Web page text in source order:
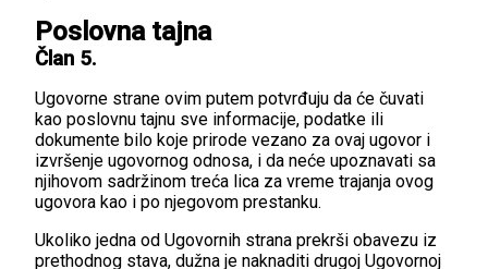
Poslovna tajna
Član 5.
Ugovorne strane ovim putem potvrđuju da će čuvati
kao poslovnu tajnu sve informacije, podatke ili
dokumente bilo koje prirode vezano za ovaj ugovor i
izvršenje ugovornog odnosa, i da neće upoznavati sa
njihovom sadržinom treća lica za vreme trajanja ovog
ugovora kao i po njegovom prestanku.
Ukoliko jedna od Ugovornih strana prekrši obavezu iz
prethodnog stava, dužna je naknaditi drugoj Ugovornoj